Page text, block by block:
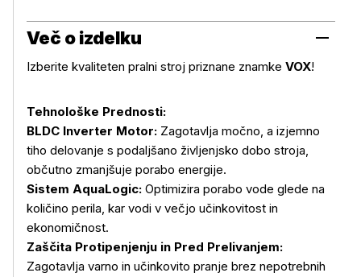
Več o izdelku
Izberite kvaliteten pralni stroj priznane znamke VOX!
Tehnološke Prednosti:
BLDC Inverter Motor: Zagotavlja močno, a izjemno
tiho delovanje s podaljšano življenjsko dobo stroja,
občutno zmanjšuje porabo energije.
Sistem AquaLogic: Optimizira porabo vode glede na
količino perila, kar vodi v večjo učinkovitost in
ekonomičnost.
Zaščita Protipenjenju in Pred Prelivanjem:
Zagotavlja varno in učinkovito pranje brez nepotrebnih